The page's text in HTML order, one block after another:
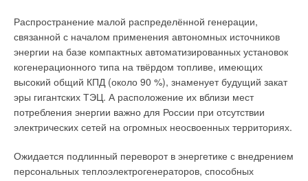
Распространение малой распределённой генерации,
связанной с началом применения автономных источников
энергии на базе компактных автоматизированных установок
когенерационного типа на твёрдом топливе, имеющих
высокий общий КПД (около 90 %), знаменует будущий закат
эры гигантских ТЭЦ. А расположение их вблизи мест
потребления энергии важно для России при отсутствии
электрических сетей на огромных неосвоенных территориях.
Ожидается подлинный переворот в энергетике с внедрением
персональных теплоэлектрогенераторов, способных